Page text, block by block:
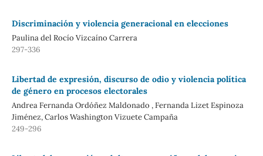
Discriminación y violencia generacional en elecciones
Paulina del Rocío Vizcaíno Carrera
297-336
Libertad de expresión, discurso de odio y violencia política
de género en procesos electorales
Andrea Fernanda Ordóñez Maldonado , Fernanda Lizet Espinoza
Jiménez, Carlos Washington Vizuete Campaña
249-296